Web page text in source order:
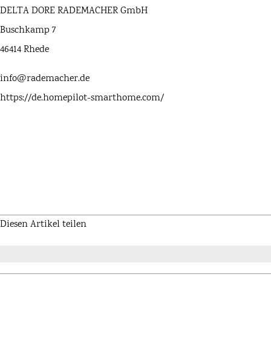
DELTA DORE RADEMACHER GmbH
Buschkamp 7
46414 Rhede
info@rademacher.de
https://de.homepilot-smarthome.com/
Diesen Artikel teilen